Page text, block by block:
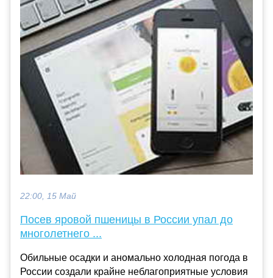
22:00, 15 Май
Посев яровой пшеницы в России упал до
многолетнего ...
Обильные осадки и аномально холодная погода в
России создали крайне неблагоприятные условия